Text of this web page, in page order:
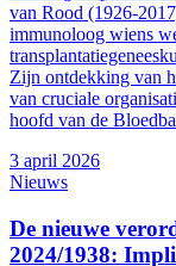
van Rood (1926-
immunoloog wiens
Zijn ontdekking van
van cruciale
hoofd van de
3 april 2026
Nieuws
De nieuwe
2024/1938: